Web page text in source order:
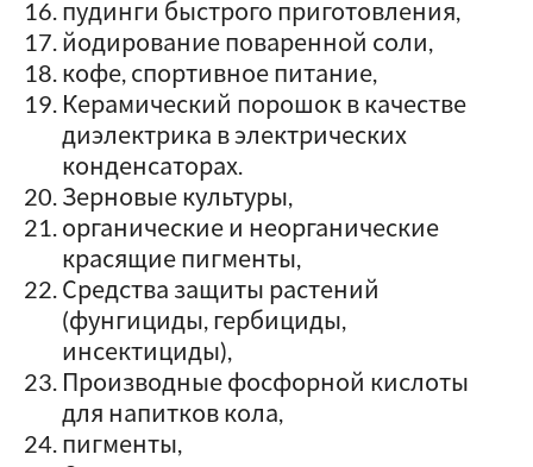
пудинги быстрого приготовления,
йодирование поваренной соли,
кофе, спортивное питание,
Керамический порошок в качестве
диэлектрика в электрических
конденсаторах.
Зерновые культуры,
органические и неорганические
красящие пигменты,
Средства защиты растений
(фунгициды, гербициды,
инсектициды),
Производные фосфорной кислоты
для напитков кола,
пигменты,